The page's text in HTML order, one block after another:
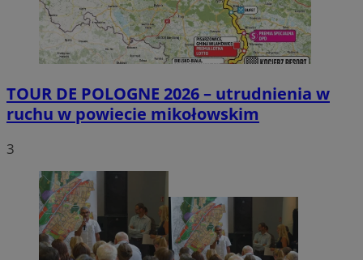
TOUR DE POLOGNE 2026 – utrudnienia w
ruchu w powiecie mikołowskim
3